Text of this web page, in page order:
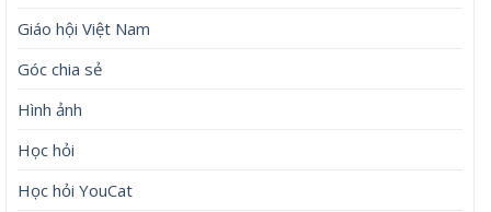
Giáo hội Việt Nam
Góc chia sẻ
Hình ảnh
Học hỏi
Học hỏi YouCat